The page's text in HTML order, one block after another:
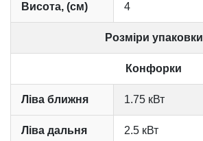
Висота, (см) 4
Розміри упаковки
Конфорки
Ліва ближня 1.75 кВт
Ліва дальня 2.5 кВт